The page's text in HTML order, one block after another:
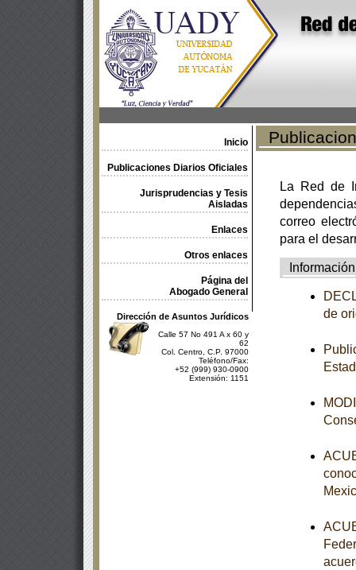
Inicio
Publicaciones Diarios Oficiales
Jurisprudencias y Tesis
Aisladas
Enlaces
Otros enlaces
Página del
Abogado General
Dirección de Asuntos Jurídicos
Calle 57 No 491 A x 60 y
62
Col. Centro, C.P. 97000
Teléfono/Fax:
+52 (999) 930-0900
Extensión: 1151
La Red de
correo
para el
Información
de